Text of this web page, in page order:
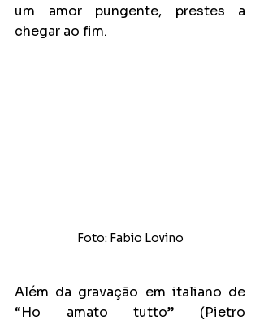
um amor pungente, prestes a
chegar ao fim.
Foto: Fabio Lovino
Além da gravação em italiano de
“Ho amato tutto” (Pietro